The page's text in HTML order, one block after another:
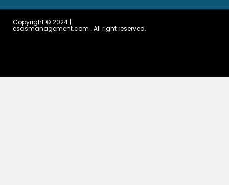
Copyright © 2024 |
esasmanagement.com . All right reserved.